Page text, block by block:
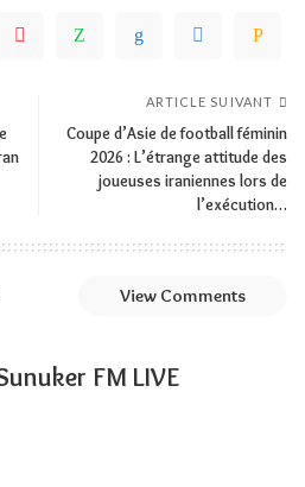
ARTICLE SUIVANT
Coupe d’Asie de football féminin
2026 : L’étrange attitude des
joueuses iraniennes lors de
l’exécution…
View Comments
FM LIVE